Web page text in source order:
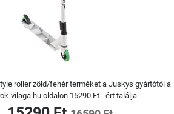
roller zöld/fehér terméket a Juskys gyártótól a
vilaga.hu oldalon 15290 Ft - ért találja.